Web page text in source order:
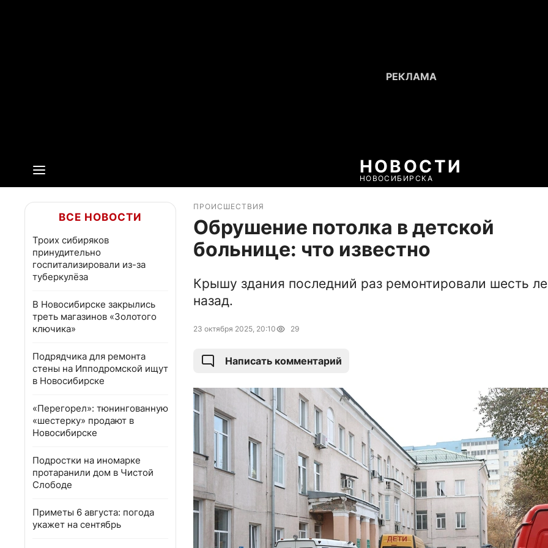
НОВОСТИ
НОВОСИБИРСКА
ВСЕ НОВОСТИ
Троих сибиряков
принудительно
госпитализировали из-за
туберкулёза
В Новосибирске закрылись
треть магазинов «Золотого
ключика»
Подрядчика для ремонта
стены на Ипподромской ищут
в Новосибирске
«Перегорел»: тюнингованную
«шестерку» продают в
Новосибирске
Подростки на иномарке
протаранили дом в Чистой
Слободе
Приметы 6 августа: погода
укажет на сентябрь
ПРОИСШЕСТВИЯ
Обрушение потолка в детской
больнице: что известно
Крышу здания последний раз ремонтировали шесть
назад.
23 октября 2025, 20:10 29
Написать комментарий